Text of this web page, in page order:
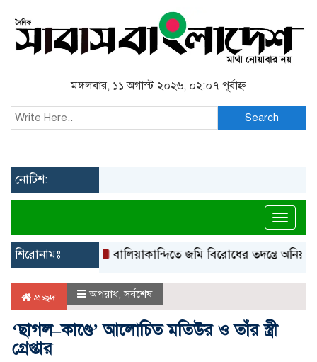
মঙ্গলবার, ১১ অগাস্ট ২০২৬, ০২:০৭ পূর্বাহ্ন
Search
নোটিশ:
শিরোনামঃ বালিয়াকান্দিতে জমি বিরোধের তদন্তে
প্রচ্ছদ অপরাধ,সর্বশেষ
‘ছাগল–কাণ্ডে’ আলোচিত মতিউর ও তাঁর স্ত্রী
গ্রেপ্তার